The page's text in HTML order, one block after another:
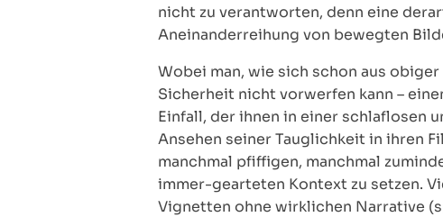
nicht zu verantworten, denn eine
Aneinanderreihung von bewegten
Wobei man, wie sich schon aus
Sicherheit nicht vorwerfen kann –
Einfall, der ihnen in einer schlaflosen
Ansehen seiner Tauglichkeit in ihren
manchmal pfiffigen, manchmal
immer-gearteten Kontext zu setzen.
Vignetten ohne wirklichen Narrative